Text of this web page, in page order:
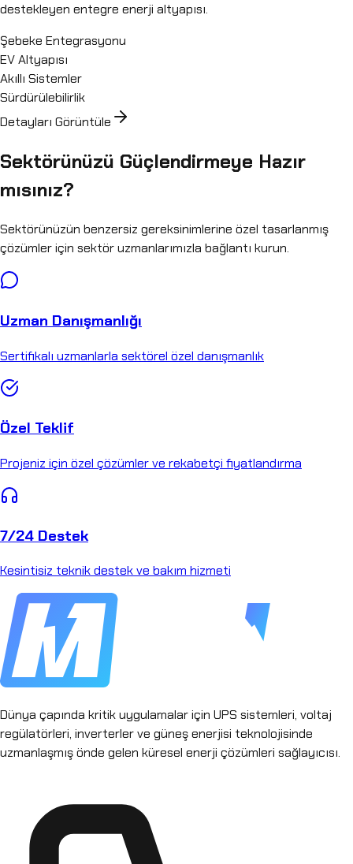
destekleyen entegre enerji altyapısı.
Şebeke Entegrasyonu
EV Altyapısı
Akıllı Sistemler
Sürdürülebilirlik
Detayları Görüntüle
Sektörünüzü Güçlendirmeye Hazır
mısınız?
Sektörünüzün benzersiz gereksinimlerine özel tasarlanmış
çözümler için sektör uzmanlarımızla bağlantı kurun.
Uzman Danışmanlığı
Sertifikalı uzmanlarla sektörel özel danışmanlık
Özel Teklif
Projeniz için özel çözümler ve rekabetçi fiyatlandırma
7/24 Destek
Kesintisiz teknik destek ve bakım hizmeti
Dünya çapında kritik uygulamalar için UPS sistemleri, voltaj
regülatörleri, inverterler ve güneş enerjisi teknolojisinde
uzmanlaşmış önde gelen küresel enerji çözümleri sağlayıcısı.